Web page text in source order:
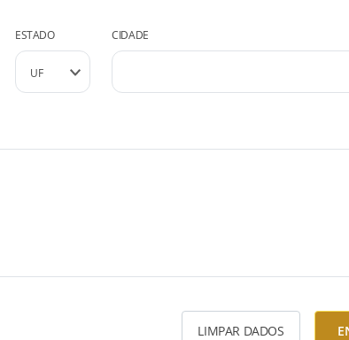
ESTADO CIDADE
LIMPAR DADOS